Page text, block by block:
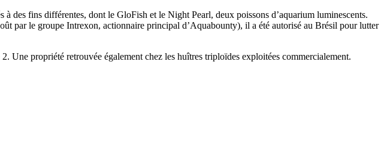
des fins différentes, dont le GloFish et le Night Pearl, deux poissons d’aquarium luminescents.
par le groupe Intrexon, actionnaire principal d’Aquabounty), il a été autorisé au Brésil pour lutter
Une propriété retrouvée également chez les huîtres triploïdes exploitées commercialement.